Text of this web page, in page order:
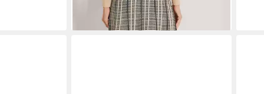
elastischer Bund, wadenlang